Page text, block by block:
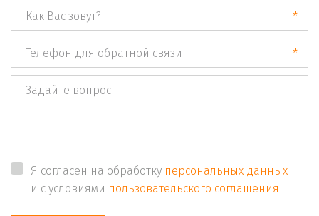
*
*
Я согласен на обработку персональных данных
и с условиями пользовательского соглашения